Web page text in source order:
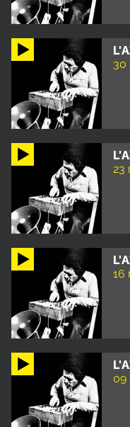
30
23
16
09